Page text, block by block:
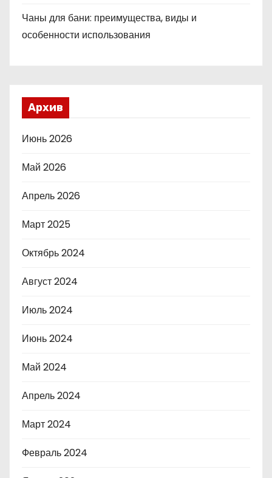
Чаны для бани: преимущества, виды и
особенности использования
Архив
Июнь 2026
Май 2026
Апрель 2026
Март 2025
Октябрь 2024
Август 2024
Июль 2024
Июнь 2024
Май 2024
Апрель 2024
Март 2024
Февраль 2024